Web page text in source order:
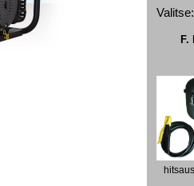
Valitse:
F.